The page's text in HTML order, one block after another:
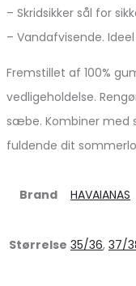
– Skridsikker sål for
– Vandafvisende.
Fremstillet af 100%
vedligeholdelse.
sæbe. Kombiner med
fuldende dit
Brand HAVAIANAS
Størrelse 35/36, 37/